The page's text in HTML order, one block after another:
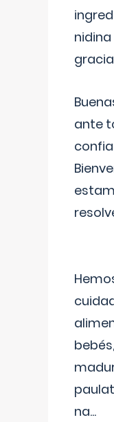
nidina
ante
na...